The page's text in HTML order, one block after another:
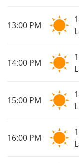
13:00 PM
14:00 PM
15:00 PM
16:00 PM